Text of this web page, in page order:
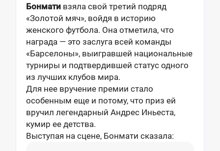
Бонмати взяла свой третий подряд
«Золотой мяч», войдя в историю
женского футбола. Она отметила, что
награда — это заслуга всей команды
«Барселоны», выигравшей национальные
турниры и подтвердившей статус одного
из лучших клубов мира.
Для нее вручение премии стало
особенным еще и потому, что приз ей
вручил легендарный Андрес Иньеста,
кумир ее детства.
Выступая на сцене, Бонмати сказала: